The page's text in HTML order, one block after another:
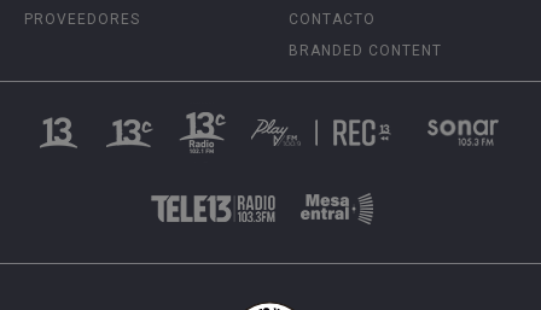
PROVEEDORES
CONTACTO
BRANDED CONTENT